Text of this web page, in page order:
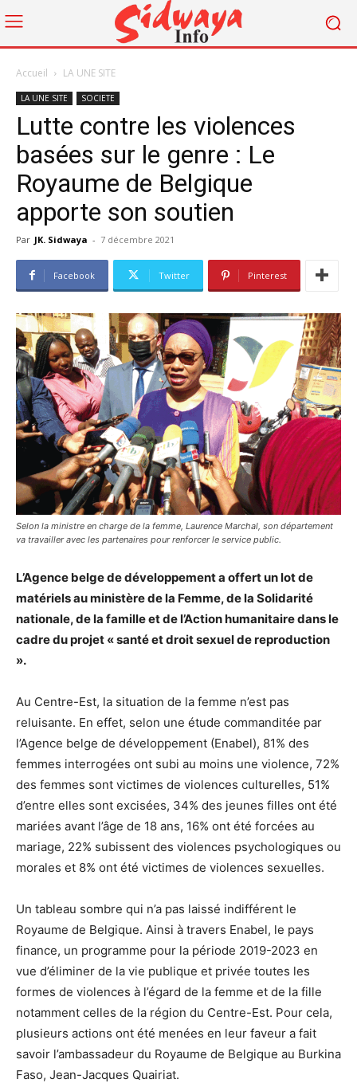
Accueil LA UNE SITE
LA UNE SITE SOCIETE
Lutte contre les violences
basées sur le genre : Le
Royaume de Belgique
apporte son soutien
Par JK. Sidwaya - 7 décembre 2021
Facebook Twitter Pinterest
Selon la ministre en charge de la femme, Laurence Marchal, son département
va travailler avec les partenaires pour renforcer le service public.
L’Agence belge de développement a offert un lot de
matériels au ministère de la Femme, de la Solidarité
nationale, de la famille et de l’Action humanitaire dans le
cadre du projet « santé et droit sexuel de reproduction
».
Au Centre-Est, la situation de la femme n’est pas
reluisante. En effet, selon une étude commanditée par
l’Agence belge de développement (Enabel), 81% des
femmes interrogées ont subi au moins une violence, 72%
des femmes sont victimes de violences culturelles, 51%
d’entre elles sont excisées, 34% des jeunes filles ont été
mariées avant l’âge de 18 ans, 16% ont été forcées au
mariage, 22% subissent des violences psychologiques ou
morales et 8% ont été victimes de violences sexuelles.
Un tableau sombre qui n’a pas laissé indifférent le
Royaume de Belgique. Ainsi à travers Enabel, le pays
finance, un programme pour la période 2019-2023 en
vue d’éliminer de la vie publique et privée toutes les
formes de violences à l’égard de la femme et de la fille
notamment celles de la région du Centre-Est. Pour cela,
plusieurs actions ont été menées en leur faveur a fait
savoir l’ambassadeur du Royaume de Belgique au Burkina
Faso, Jean-Jacques Quairiat.